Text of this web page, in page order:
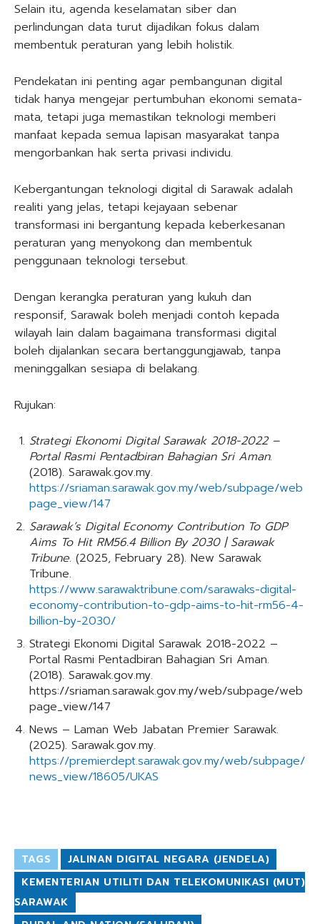
Selain itu, agenda keselamatan siber dan
perlindungan data turut dijadikan fokus dalam
membentuk peraturan yang lebih holistik.
Pendekatan ini penting agar pembangunan digital
tidak hanya mengejar pertumbuhan ekonomi semata-
mata, tetapi juga memastikan teknologi memberi
manfaat kepada semua lapisan masyarakat tanpa
mengorbankan hak serta privasi individu.
Kebergantungan teknologi digital di Sarawak adalah
realiti yang jelas, tetapi kejayaan sebenar
transformasi ini bergantung kepada keberkesanan
peraturan yang menyokong dan membentuk
penggunaan teknologi tersebut.
Dengan kerangka peraturan yang kukuh dan
responsif, Sarawak boleh menjadi contoh kepada
wilayah lain dalam bagaimana transformasi digital
boleh dijalankan secara bertanggungjawab, tanpa
meninggalkan sesiapa di belakang.
Rujukan:
Strategi Ekonomi Digital Sarawak 2018-2022 –
Portal Rasmi Pentadbiran Bahagian Sri Aman.
(2018). Sarawak.gov.my.
https://sriaman.sarawak.gov.my/web/subpage/web
page_view/147
Sarawak’s Digital Economy Contribution To GDP
Aims To Hit RM56.4 Billion By 2030 | Sarawak
Tribune. (2025, February 28). New Sarawak
Tribune.
https://www.sarawaktribune.com/sarawaks-digital-
economy-contribution-to-gdp-aims-to-hit-rm56-4-
billion-by-2030/
Strategi Ekonomi Digital Sarawak 2018-2022 –
Portal Rasmi Pentadbiran Bahagian Sri Aman.
(2018). Sarawak.gov.my.
https://sriaman.sarawak.gov.my/web/subpage/web
page_view/147
News – Laman Web Jabatan Premier Sarawak.
(2025). Sarawak.gov.my.
https://premierdept.sarawak.gov.my/web/subpage/
news_view/18605/UKAS
TAGS
JALINAN DIGITAL NEGARA (JENDELA)
KEMENTERIAN UTILITI DAN TELEKOMUNIKASI (MUT)
SARAWAK